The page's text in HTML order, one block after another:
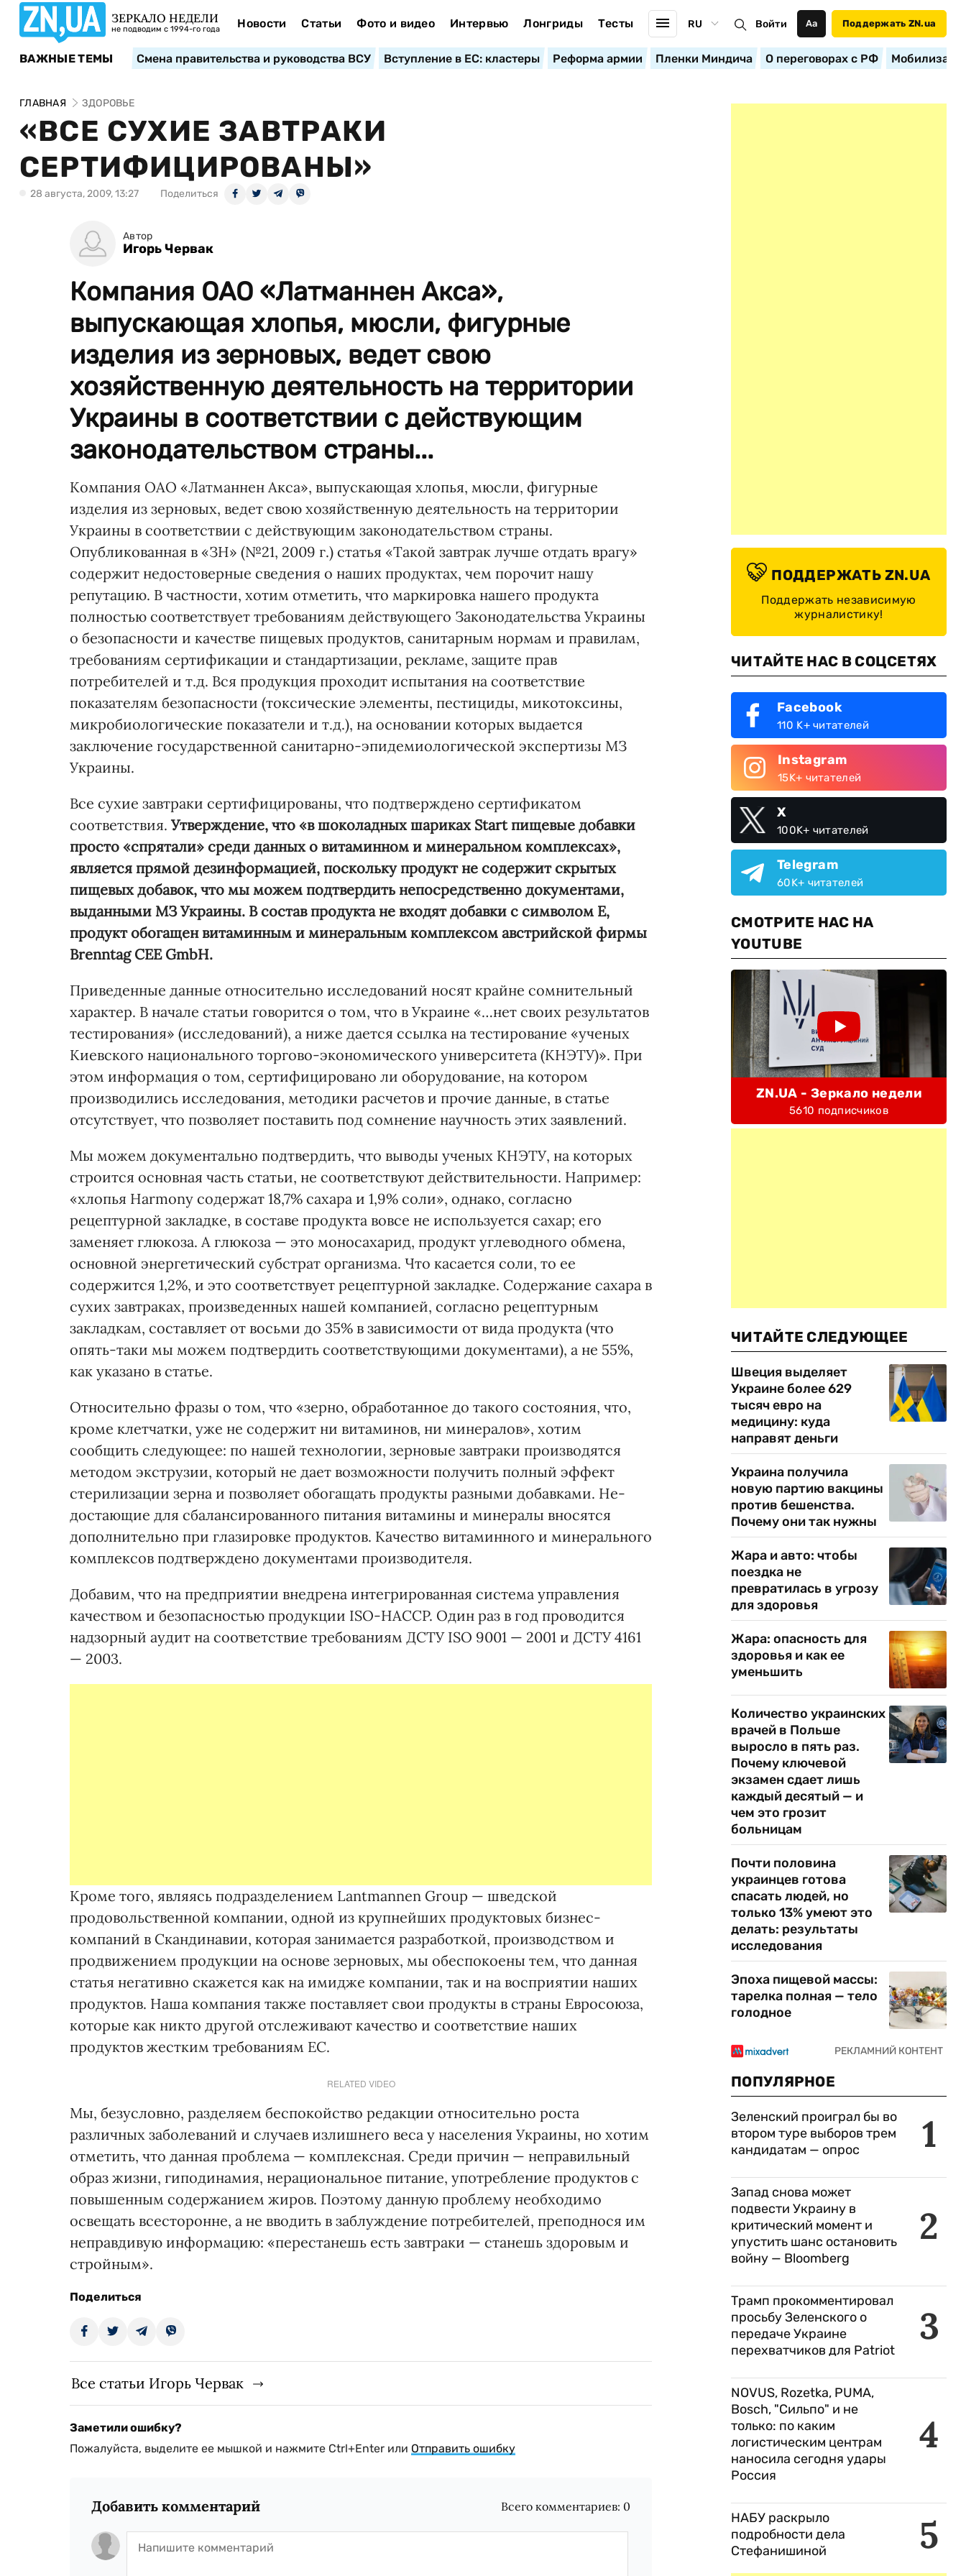
ЗЕРКАЛО НЕДЕЛИ
не подводим с 1994-го года Новости Статьи Фото и видео Интервью Лонгриды Тесты RU Войти Аа Поддержать ZN.ua
ВАЖНЫЕ ТЕМЫ Смена правительства и руководства ВСУ Вступление в ЕС: кластеры Реформа армии Пленки Миндича О переговорах с РФ
ГЛАВНАЯ ЗДОРОВЬЕ
«ВСЕ СУХИЕ ЗАВТРАКИ
СЕРТИФИЦИРОВАНЫ»
28 августа, 2009, 13:27 Поделиться
Автор
Игорь Червак
Компания ОАО «Латманнен Акса»,
выпускающая хлопья, мюсли, фигурные
изделия из зерновых, ведет свою
хозяйственную деятельность на территории
Украины в соответствии с действующим
законодательством страны...
Компания ОАО «Латманнен Акса», выпускающая хлопья, мюсли, фигурные
изделия из зерновых, ведет свою хозяйственную деятельность на территории
Украины в соответствии с действующим законодательством страны.
Опубликованная в «ЗН» (№21, 2009 г.) статья «Такой завтрак лучше отдать врагу»
содержит недостоверные сведения о наших продуктах, чем порочит нашу
репутацию. В частности, хотим отметить, что маркировка нашего продукта
полностью соответствует требованиям действующего Законодательства Украины
о безопасности и качестве пищевых продуктов, санитарным нормам и правилам,
требованиям сертификации и стандартизации, рекламе, защите прав
потребителей и т.д. Вся продукция проходит испытания на соответствие
показателям безопасности (токсические элементы, пестициды, микотоксины,
микробиологические показатели и т.д.), на основании которых выдается
заключение государственной санитарно-эпидемиологической экспертизы МЗ
Украины.
Все сухие завтраки сертифицированы, что подтверждено сертификатом
соответст­вия. Утверждение, что «в шоколадных шариках Start пищевые добавки
просто «спрятали» среди данных о витаминном и минеральном комплексах»,
является прямой дезинформацией, поскольку продукт не содержит скрытых
пищевых добавок, что мы можем подтвердить непосредственно документами,
выданными МЗ Украины. В состав продукта не входят добавки с символом Е,
продукт обогащен витаминным и минеральным комплексом австрийской фирмы
Brenntag CEE GmbH.
Приведенные данные относительно исследований носят крайне сомнительный
характер. В начале статьи говорится о том, что в Украине «…нет своих результатов
тестирования» (исследований), а ниже дается ссылка на тестирование «ученых
Киевского национального торгово-экономического университета (КНЭТУ)». При
этом информация о том, сертифицировано ли оборудование, на котором
производились исследования, методики расчетов и прочие данные, в статье
отсутствует, что позволяет поставить под сомнение научность этих заявлений.
Мы можем документально подтвердить, что выводы ученых КНЭТУ, на которых
строится основная часть статьи, не соответст­вуют действительности. Например:
«хлопья Harmony содержат 18,7% сахара и 1,9% соли», однако, согласно
рецептурной закладке, в составе продукта вовсе не используется сахар; его
заменяет глюкоза. А глюкоза — это моносахарид, продукт углеводного обмена,
основной энергетический субстрат организма. Что касается соли, то ее
содержится 1,2%, и это соответствует рецептурной закладке. Со­держание сахара в
сухих завтраках, произведенных нашей компанией, согласно рецептурным
закладкам, составляет от восьми до 35% в зависимости от вида продукта (что
опять-таки мы можем подтвердить соответствующими документами), а не 55%,
как указано в статье.
Относительно фразы о том, что «зерно, обработанное до такого состояния, что,
кроме клетчатки, уже не содержит ни витаминов, ни минералов», хотим
сообщить следующее: по нашей технологии, зерновые завтраки производятся
методом экструзии, который не дает возможности получить полный эффект
стерилизации зерна и позволяет обогащать продукты разными добавками. Не­
достающие для сбалансированного питания витамины и минералы вносятся
дополнительно при глазировке продуктов. Качество витаминного и минерального
комплексов подтверждено документами производителя.
Добавим, что на предприятии внедрена интегрированная система управления
качеством и безопасностью продукции ISO-HACCP. Один раз в год проводится
надзорный аудит на соответствие требованиям ДСТУ ISO 9001 — 2001 и ДСТУ 4161
— 2003.
Кроме того, являясь подразделением Lantmannen Group — шведской
продовольственной компании, одной из крупнейших продуктовых бизнес-
компаний в Скан­динавии, которая занимается разработкой, производством и
продвижением продукции на основе зерновых, мы обеспокоены тем, что данная
статья негативно скажется как на имидже компании, так и на восприятии наших
продуктов. Наша компания также поставляет свои продукты в страны Евросоюза,
которые как никто другой отслеживают качество и соответствие наших
продуктов жестким требованиям ЕС.
RELATED VIDEO
Мы, безусловно, разделяем беспокойство редакции относительно роста
различных заболеваний и случаев излишнего веса у населения Украины, но хотим
отметить, что данная проблема — комплексная. Среди причин — неправильный
образ жизни, гиподинамия, нерациональное питание, употребление продуктов с
повышенным содержанием жиров. Поэтому данную проблему необходимо
освещать всесторонне, а не вводить в заблуждение потребителей, преподнося им
неправдивую информацию: «перестанешь есть завтраки — станешь здоровым и
стройным».
Поделиться
Все статьи Игорь Червак
Заметили ошибку?
Пожалуйста, выделите ее мышкой и нажмите Ctrl+Enter или Отправить ошибку
Добавить комментарий Всего комментариев: 0
ПОДДЕРЖАТЬ ZN.UA
Поддержать независимую
журналистику!
ЧИТАЙТЕ НАС В СОЦСЕТЯХ
Facebook
110 K+ читателей
Instagram
15K+ читателей
X
100K+ читателей
Telegram
60K+ читателей
СМОТРИТЕ НАС НА
YOUTUBE
ZN.UA - Зеркало недели
5610 подписчиков
ЧИТАЙТЕ СЛЕДУЮЩЕЕ
Швеция выделяет
Украине более 629
тысяч евро на
медицину: куда
направят деньги
Украина получила
новую партию вакцины
против бешенства.
Почему они так нужны
Жара и авто: чтобы
поездка не
превратилась в угрозу
для здоровья
Жара: опасность для
здоровья и как ее
уменьшить
Количество украинских
врачей в Польше
выросло в пять раз.
Почему ключевой
экзамен сдает лишь
каждый десятый — и
чем это грозит
больницам
Почти половина
украинцев готова
спасать людей, но
только 13% умеют это
делать: результаты
исследования
Эпоха пищевой массы:
тарелка полная — тело
голодное
ПОПУЛЯРНОЕ
1
Зеленский проиграл бы во
втором туре выборов трем
кандидатам — опрос
2
Запад снова может
подвести Украину в
критический момент и
упустить шанс остановить
войну — Bloomberg
3
Трамп прокомментировал
просьбу Зеленского о
передаче Украине
перехватчиков для Patriot
4
NOVUS, Rozetka, PUMA,
Bosch, "Сильпо" и не
только: по каким
логистическим центрам
наносила сегодня удары
Россия
5
НАБУ раскрыло
подробности дела
Стефанишиной